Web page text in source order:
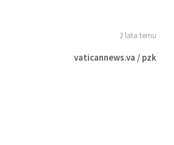
2 lata temu
vaticannews.va / pzk